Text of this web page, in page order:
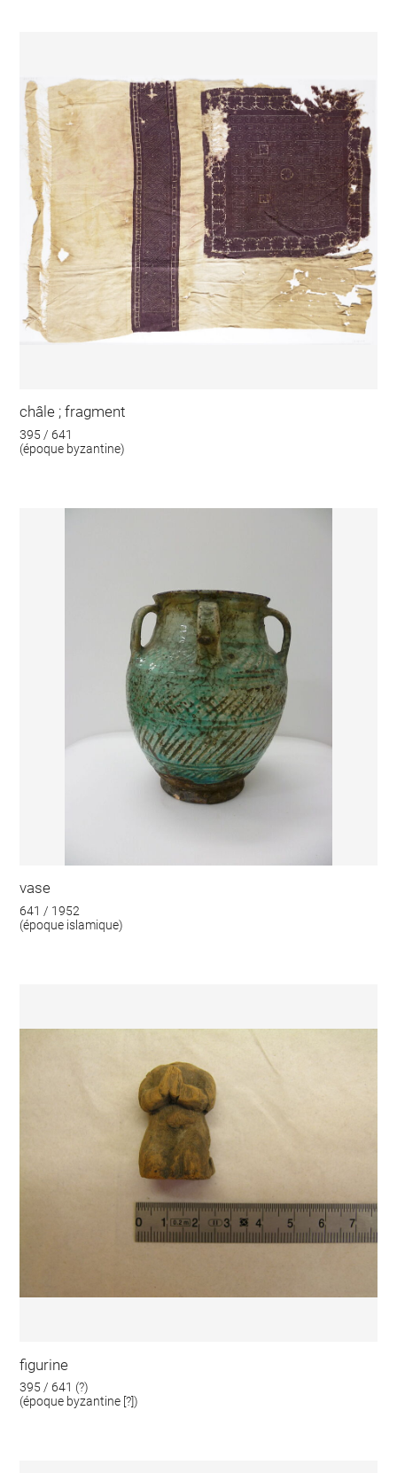
châle ; fragment
395 / 641
(époque byzantine)
vase
641 / 1952
(époque islamique)
figurine
395 / 641 (?)
(époque byzantine [?])